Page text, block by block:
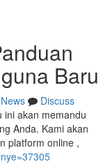
Baru
News
Discuss
ini akan memandu
Anda. Kami akan
platform online ,